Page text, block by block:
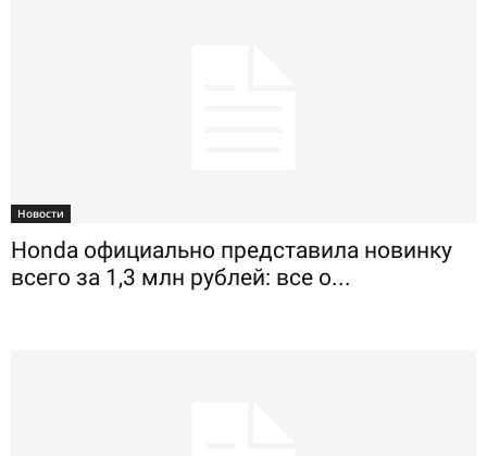
Новости
Honda официально представила новинку
всего за 1,3 млн рублей: все о...